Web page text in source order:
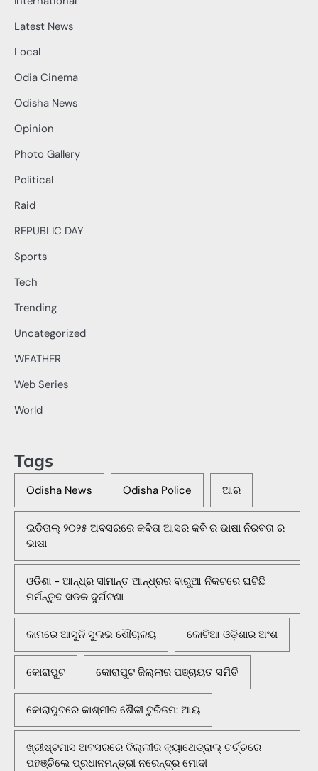
Latest News
Local
Odia Cinema
Odisha News
Opinion
Photo Gallery
Political
Raid
REPUBLIC DAY
Sports
Tech
Trending
Uncategorized
WEATHER
Web Series
World
Tags
Odisha News Odisha Police ଆର
ଇଡିତାଲ୍ ୨୦୨୫ ଅବସରରେ କବିତା ଆସର କବି ର ଭାଷା ନିରବତା ର
ଭାଷା
ଓଡିଶା - ଆନ୍ଧ୍ର ସୀମାନ୍ତ ଆନ୍ଧ୍ରର ବାରୁଆ ନିକଟରେ ଘଟିଛି
ମର୍ମନ୍ତୁଦ ସଡକ ଦୁର୍ଘଟଣା
କାମରେ ଆସୁନି ସୁଲଭ ଶୌଚାଳୟ କୋଟିଆ ଓଡ଼ିଶାର ଅଂଶ
କୋରାପୁଟ କୋରାପୁଟ ଜିଲ୍ଲାର ପଞ୍ଚାୟତ ସମିତି
କୋରାପୁଟରେ କାଶ୍ମୀର ଶୈଳୀ ଟୁରିଜମ: ଆୟ
ଖ୍ରୀଷ୍ଟମାସ ଅବସରରେ ଦିଲ୍ଲୀର କ୍ୟାଥେଡ୍ରାଲ୍ ଚର୍ଚ୍ଚରେ
ପହଞ୍ଚିଲେ ପ୍ରଧାନମନ୍ତ୍ରୀ ନରେନ୍ଦ୍ର ମୋଦୀ